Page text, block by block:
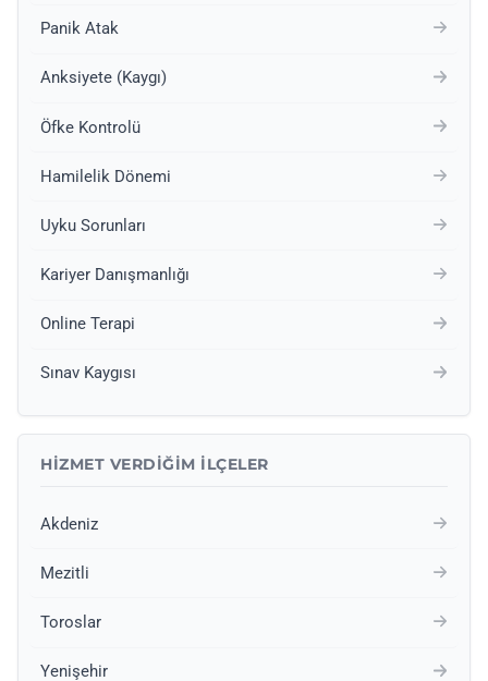
Panik Atak
Anksiyete (Kaygı)
Öfke Kontrolü
Hamilelik Dönemi
Uyku Sorunları
Kariyer Danışmanlığı
Online Terapi
Sınav Kaygısı
HIZMET VERDIĞIM İLÇELER
Akdeniz
Mezitli
Toroslar
Yenişehir